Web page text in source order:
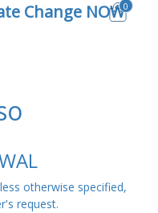
Change NOW0
otherwise specified,
request.